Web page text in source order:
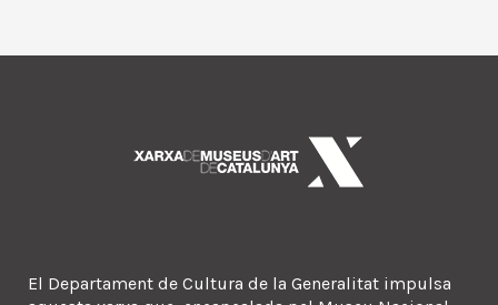
El Departament de Cultura de la Generalitat impulsa